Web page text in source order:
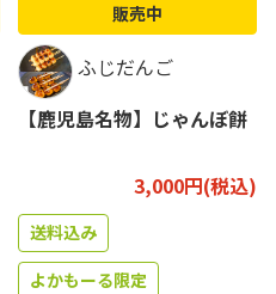
販売中
ふじだんご
【鹿児島名物】じゃんぼ餅
3,000円(税込)
送料込み
よかもーる限定